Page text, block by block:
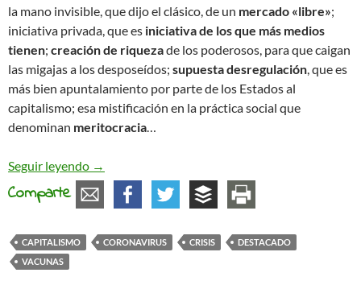
la mano invisible, que dijo el clásico, de un mercado «libre»;
iniciativa privada, que es iniciativa de los que más medios
tienen; creación de riquezade los poderosos, para que caigan
las migajas a los desposeídos; supuesta desregulación , que es
más bien apuntalamiento por parte de los Estados al
capitalismo; esa mistificación en la práctica social que
denominan meritocracia
Seguir leyendo La mezquindad del capitalismo
→
Comparte
CAPITALISMO CORONAVIRUS CRISIS
DESTACADO
VACUNAS